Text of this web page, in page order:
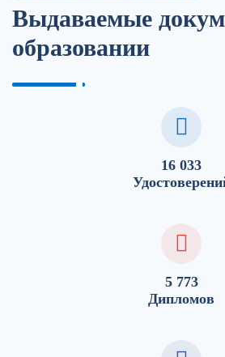
Выдаваемые
образовании
16 033
5 773
Дипломов